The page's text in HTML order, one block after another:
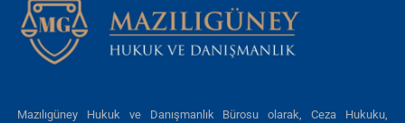
Mazılıgüney Hukuk ve Danışmanlık Bürosu olarak, Ceza Hukuku,